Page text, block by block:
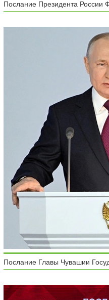
Послание Президента
Послание Главы Чувашии